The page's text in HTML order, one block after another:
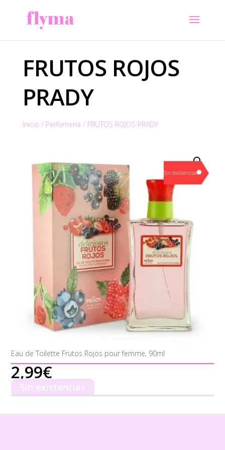
FRUTOS ROJOS
PRADY
Inicio / Perfumería / FRUTOS ROJOS PRADY
Sin existencias
Eau de Toilette Frutos Rojos pour femme, 90ml
2,99€
Sin existencias